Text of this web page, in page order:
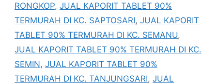
RONGKOP, JUAL KAPORIT TABLET 90%
TERMURAH DI KC. SAPTOSARI, JUAL KAPORIT
TABLET 90% TERMURAH DI KC. SEMANU,
JUAL KAPORIT TABLET 90% TERMURAH DI KC.
SEMIN, JUAL KAPORIT TABLET 90%
TERMURAH DI KC. TANJUNGSARI, JUAL